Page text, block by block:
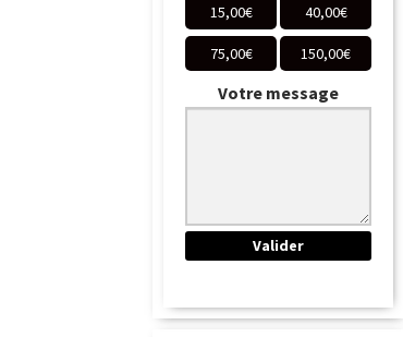
15,00€ 40,00€
75,00€ 150,00€
Votre message